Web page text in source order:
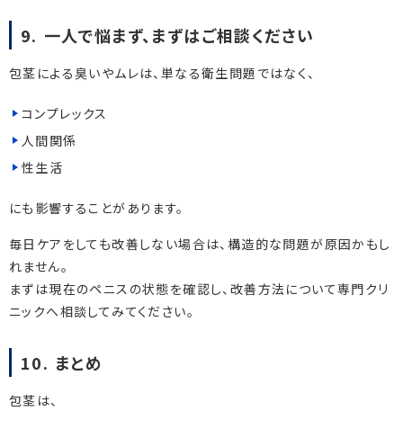
9. 一人で悩まず、まずはご相談ください
包茎による臭いやムレは、単なる衛生問題ではなく、
コンプレックス
人間関係
性生活
にも影響することがあります。
毎日ケアをしても改善しない場合は、構造的な問題が原因かもし
れません。
まずは現在のペニスの状態を確認し、改善方法について専門クリ
ニックへ相談してみてください。
10. まとめ
包茎は、